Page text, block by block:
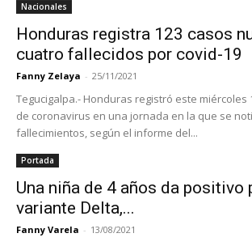
Nacionales
Honduras registra 123 casos
cuatro fallecidos por covid-19
Fanny Zelaya - 25/11/2021
Tegucigalpa.- Honduras registró este miércoles
de coronavirus en una jornada en la que se
fallecimientos, según el informe del...
Portada
Una niña de 4 años da positivo
variante Delta,...
Fanny Varela - 13/08/2021